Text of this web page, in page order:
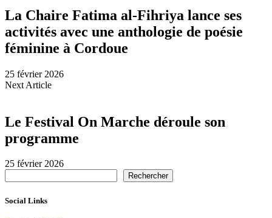
La Chaire Fatima al-Fihriya lance ses
activités avec une anthologie de poésie
féminine à Cordoue
25 février 2026
Next Article
Le Festival On Marche déroule son
programme
25 février 2026
Rechercher
Social Links